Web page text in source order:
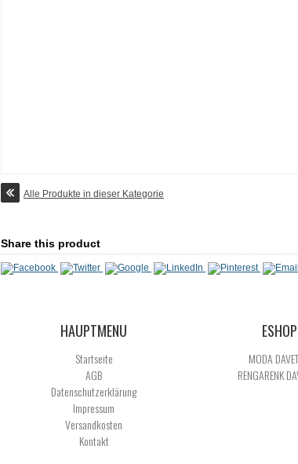
Alle Produkte in dieser Kategorie
Share this product
HAUPTMENU
Startseite
AGB
Datenschutzerklärung
Impressum
Versandkosten
Kontakt
ESHOP
MODA
RENGARENK